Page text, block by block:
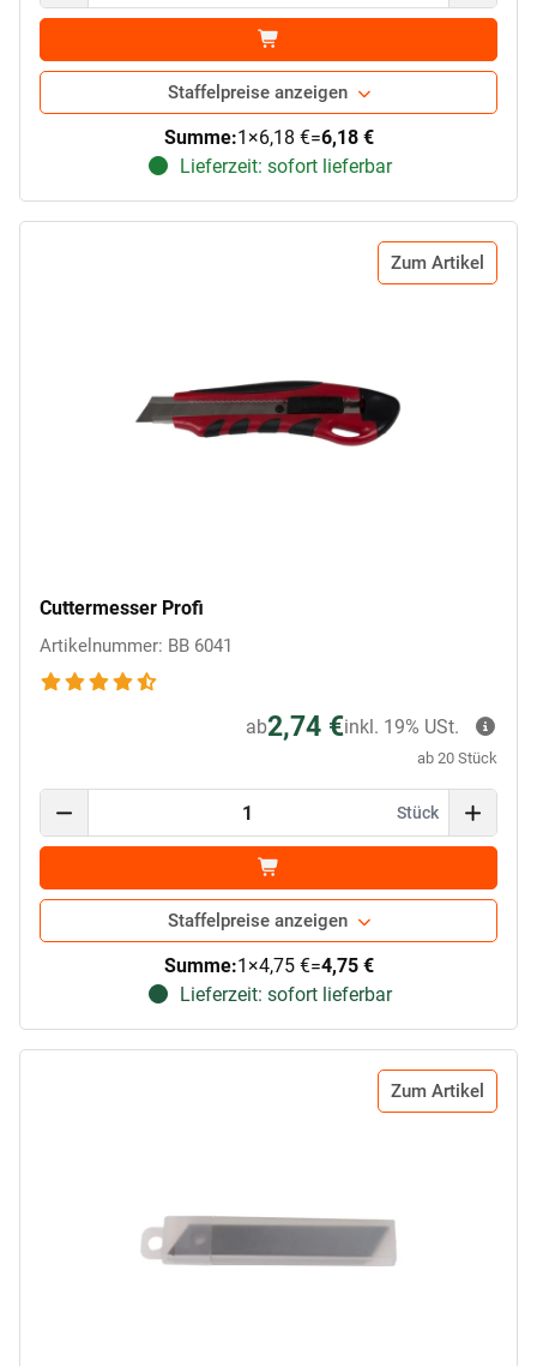
Staffelpreise anzeigen
Summe:1 ×6,18 €=6,18 €
Lieferzeit: sofort lieferbar
Zum Artikel
Cuttermesser Profi
Artikelnummer: BB 6041
ab2,74 €
ab 20 Stück
inkl. 19% USt.
Stück
Staffelpreise anzeigen
Summe:1 ×4,75 €=4,75 €
Lieferzeit: sofort lieferbar
Zum Artikel